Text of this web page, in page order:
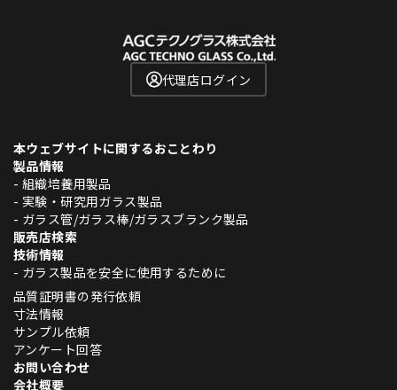
代理店ログイン
本ウェブサイトに関するおことわり
製品情報
- 組織培養用製品
- 実験・研究用ガラス製品
- ガラス管/ガラス棒/ガラスブランク製品
販売店検索
技術情報
- ガラス製品を安全に使用するために
品質証明書の発行依頼
寸法情報
サンプル依頼
アンケート回答
お問い合わせ
会社概要